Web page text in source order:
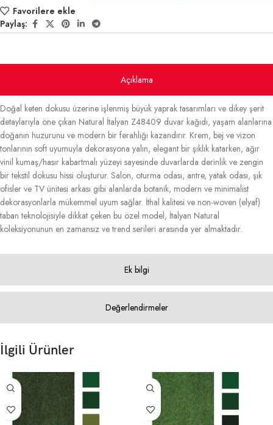
Favorilere ekle
Paylaş:
Açıklama
Ek bilgi
Değerlendirmeler
Doğal keten dokusu üzerine işlenmiş büyük yaprak tasarımları ve dikey şerit
detaylarıyla öne çıkan Natural İtalyan Z48409 duvar kağıdı, yaşam alanlarına
doğanın huzurunu ve modern bir ferahlığı kazandırır. Krem, bej ve vizon
tonlarının soft uyumuyla dekorasyona yalın, elegant bir şıklık katarken, ağır
vinil kumaş/hasır kabartmalı yüzeyi sayesinde duvarlarda derinlik ve zengin
bir tekstil dokusu hissi oluşturur. Salon, oturma odası, antre, yatak odası, şık
ofisler ve TV ünitesi arkası gibi alanlarda botanik, modern ve minimalist
dekorasyonlarla mükemmel uyum sağlar. İthal kalitesi ve non-woven (elyaf)
taban teknolojisiyle dikkat çeken bu özel model, İtalyan Natural
koleksiyonunun en zamansız ve trend serileri arasında yer almaktadır.
İlgili Ürünler